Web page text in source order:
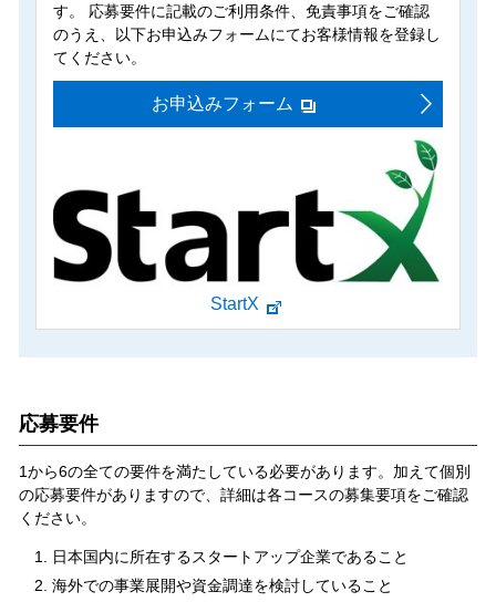
す。 応募要件に記載のご利用条件、免責事項をご確認
のうえ、以下お申込みフォームにてお客様情報を登録し
てください。
お申込みフォーム
StartX
応募要件
1から6の全ての要件を満たしている必要があります。加えて個別
の応募要件がありますので、詳細は各コースの募集要項をご確認
ください。
日本国内に所在するスタートアップ企業であること
海外での事業展開や資金調達を検討していること